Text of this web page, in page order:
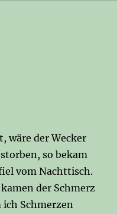
wäre der Wecker
so bekam
vom Nachttisch.
der Schmerz
Schmerzen